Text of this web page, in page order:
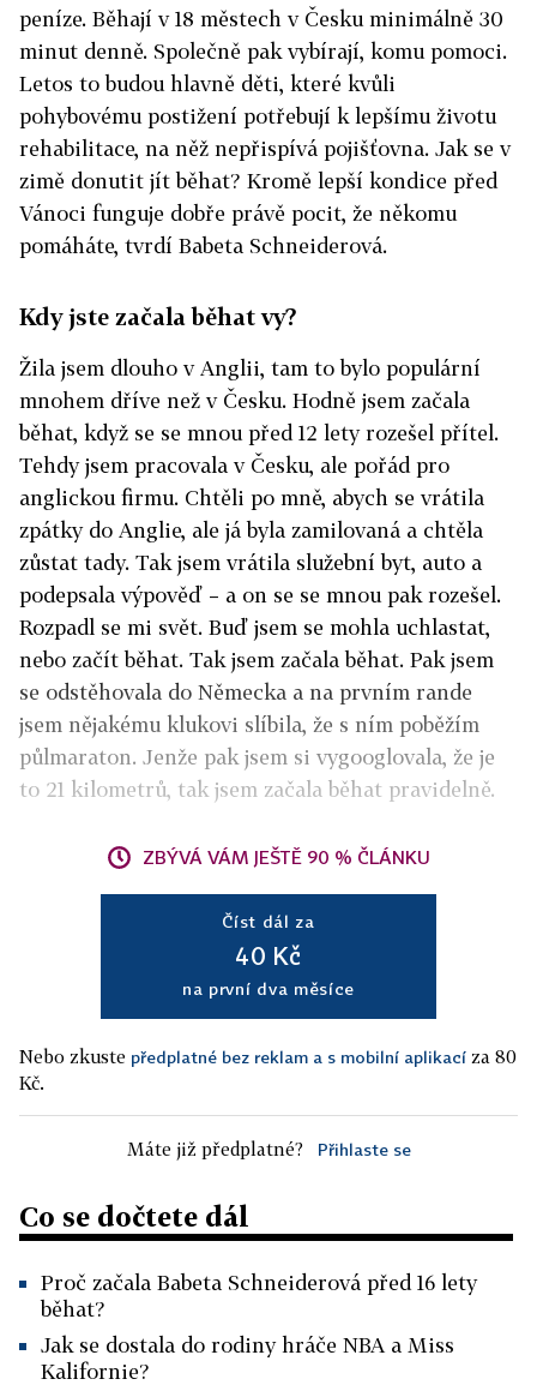
peníze. Běhají v 18 městech v Česku minimálně 30
minut denně. Společně pak vybírají, komu pomoci.
Letos to budou hlavně děti, které kvůli
pohybovému postižení potřebují k lepšímu životu
rehabilitace, na něž nepřispívá pojišťovna. Jak se v
zimě donutit jít běhat? Kromě lepší kondice před
Vánoci funguje dobře právě pocit, že někomu
pomáháte, tvrdí Babeta Schneiderová.
Kdy jste začala běhat vy?
Žila jsem dlouho v Anglii, tam to bylo populární
mnohem dříve než v Česku. Hodně jsem začala
běhat, když se se mnou před 12 lety rozešel přítel.
Tehdy jsem pracovala v Česku, ale pořád pro
anglickou firmu. Chtěli po mně, abych se vrátila
zpátky do Anglie, ale já byla zamilovaná a chtěla
zůstat tady. Tak jsem vrátila služební byt, auto a
podepsala výpověď – a on se se mnou pak rozešel.
Rozpadl se mi svět. Buď jsem se mohla uchlastat,
nebo začít běhat. Tak jsem začala běhat. Pak jsem
se odstěhovala do Německa a na prvním rande
jsem nějakému klukovi slíbila, že s ním poběžím
půlmaraton. Jenže pak jsem si vygooglovala, že je
to 21 kilometrů, tak jsem začala běhat pravidelně.
ZBÝVÁ VÁM JEŠTĚ 90 % ČLÁNKU
Číst dál za
40 Kč
na první dva měsíce
Nebo zkuste předplatné bez reklam a s mobilní aplikací za 80
Kč.
Máte již předplatné? Přihlaste se
Co se dočtete dál
Proč začala Babeta Schneiderová před 16 lety
běhat?
Jak se dostala do rodiny hráče NBA a Miss
Kalifornie?